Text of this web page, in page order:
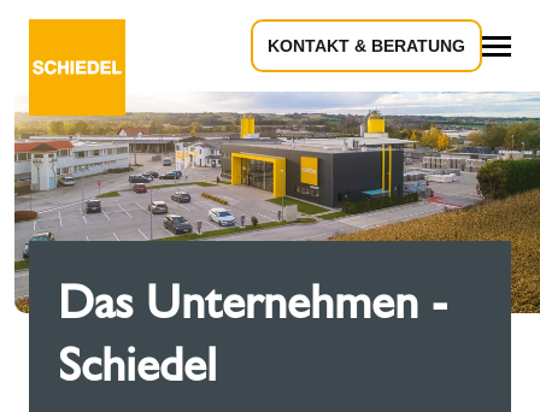
KONTAKT & BERATUNG
Das Unternehmen -
Schiedel